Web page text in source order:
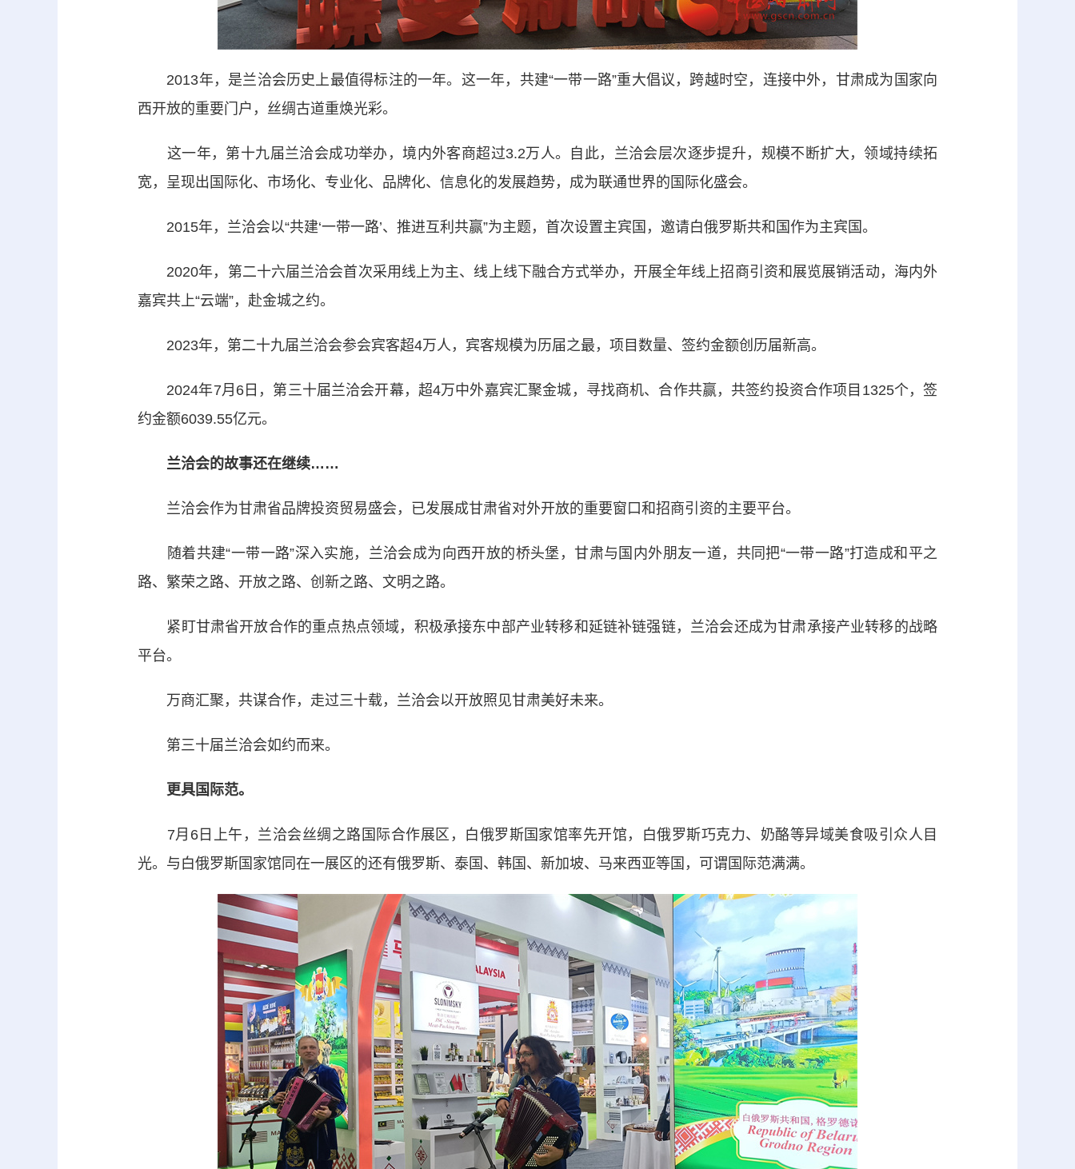
2013年，是兰洽会历史上最值得标注的一年。这一年，共建“一带一路”重大倡议，跨越时空，连接中外，甘肃成为国家向
西开放的重要门户，丝绸古道重焕光彩。
这一年，第十九届兰洽会成功举办，境内外客商超过3.2万人。自此，兰洽会层次逐步提升，规模不断扩大，领域持续拓
宽，呈现出国际化、市场化、专业化、品牌化、信息化的发展趋势，成为联通世界的国际化盛会。
2015年，兰洽会以“共建‘一带一路’、推进互利共赢”为主题，首次设置主宾国，邀请白俄罗斯共和国作为主宾国。
2020年，第二十六届兰洽会首次采用线上为主、线上线下融合方式举办，开展全年线上招商引资和展览展销活动，海内外
嘉宾共上“云端”，赴金城之约。
2023年，第二十九届兰洽会参会宾客超4万人，宾客规模为历届之最，项目数量、签约金额创历届新高。
2024年7月6日，第三十届兰洽会开幕，超4万中外嘉宾汇聚金城，寻找商机、合作共赢，共签约投资合作项目1325个，签
约金额6039.55亿元。
兰洽会的故事还在继续……
兰洽会作为甘肃省品牌投资贸易盛会，已发展成甘肃省对外开放的重要窗口和招商引资的主要平台。
随着共建“一带一路”深入实施，兰洽会成为向西开放的桥头堡，甘肃与国内外朋友一道，共同把“一带一路”打造成和平之
路、繁荣之路、开放之路、创新之路、文明之路。
紧盯甘肃省开放合作的重点热点领域，积极承接东中部产业转移和延链补链强链，兰洽会还成为甘肃承接产业转移的战略
平台。
万商汇聚，共谋合作，走过三十载，兰洽会以开放照见甘肃美好未来。
第三十届兰洽会如约而来。
更具国际范。
7月6日上午，兰洽会丝绸之路国际合作展区，白俄罗斯国家馆率先开馆，白俄罗斯巧克力、奶酪等异域美食吸引众人目
光。与白俄罗斯国家馆同在一展区的还有俄罗斯、泰国、韩国、新加坡、马来西亚等国，可谓国际范满满。